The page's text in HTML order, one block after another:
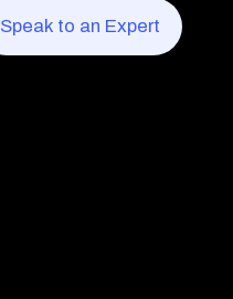
Speak to an Expert